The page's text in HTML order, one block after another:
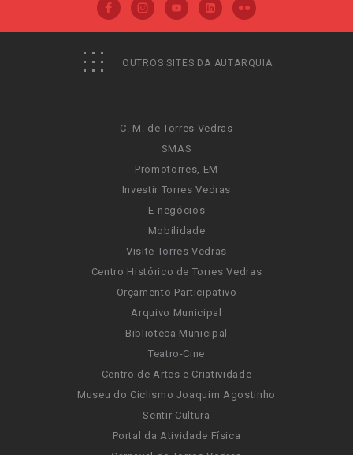
OUTROS SITES DA AUTARQUIA
C. M. de Torres Vedras
SMAS
Promotorres, EM
Investir Torres Vedras
E-negócios
Mobilidade
Visite Torres Vedras
Centro Histórico de Torres Vedras
Orçamento Participativo
Arquivo Municipal
Biblioteca Municipal
Teatro-Cine
Centro de Artes e Criatividade
Museu do Ciclismo Joaquim Agostinho
Sentir Cultura
Portal da Atividade Física